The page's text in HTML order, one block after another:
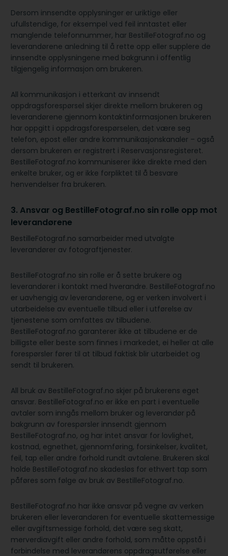
Dersom innsendte opplysninger er uriktige eller
ufullstendige, for eksempel ved feil inntastet eller
manglende telefonnummer, har BestilleFotograf.no og
leverandørene anledning til å rette opp eller supplere de
innsendte opplysningene med bakgrunn i offentlig
tilgjengelig informasjon om brukeren.
All kommunikasjon i etterkant av innsendt
oppdragsforespørsel skjer direkte mellom brukeren og
leverandørene gjennom kontaktinformasjonen brukeren
har oppgitt i oppdragsforespørselen, det være seg
telefon, epost eller andre kommunikasjonskanaler – også
dersom brukeren er registrert i Reservasjonsregisteret.
BestilleFotograf.no kommuniserer ikke direkte med den
enkelte bruker, og er ikke forpliktet til å besvare
henvendelser fra brukeren.
3. Ansvar og BestilleFotograf.no sin rolle opp mot
leverandørene
BestilleFotograf.no samarbeider med utvalgte
leverandører av fotograftjenester.
BestilleFotograf.no sin rolle er å sette brukere og
leverandører i kontakt med hverandre. BestilleFotograf.no
er uavhengig av leverandørene, og er verken involvert i
utarbeidelse av eventuelle tilbud eller i utførelse av
tjenestene som omfattes av tilbudene.
BestilleFotograf.no garanterer ikke at tilbudene er de
billigste eller beste som finnes i markedet, ei heller at alle
forespørsler fører til at tilbud faktisk blir utarbeidet og
sendt til brukeren.
All bruk av BestilleFotograf.no skjer på brukerens eget
ansvar. BestilleFotograf.no er ikke en part i eventuelle
avtaler som inngås mellom bruker og leverandør på
bakgrunn av forespørsler innsendt gjennom
BestilleFotograf.no, og har intet ansvar for lovlighet,
kostnad, egnethet, gjennomføring, forsinkelser, kvalitet,
feil, tap eller andre forhold rundt avtalene. Brukeren skal
holde BestilleFotograf.no skadesløs for ethvert tap som
påføres som følge av bruk av BestilleFotograf.no.
BestilleFotograf.no har ikke ansvar på vegne av verken
brukeren eller leverandøren for eventuelle skattemessige
eller avgiftsmessige forhold, det være seg skatt,
merverdiavgift eller andre forhold, som måtte oppstå i
forbindelse med leverandørens oppdragsutførelse eller